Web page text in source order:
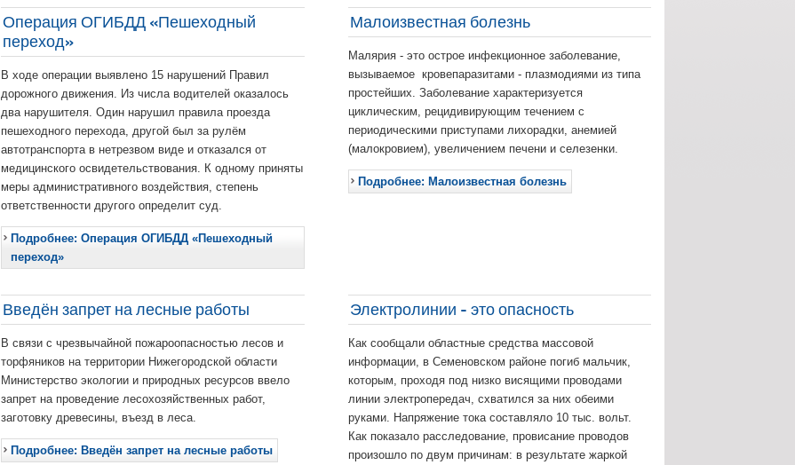
Операция ОГИБДД «Пешеходный
переход»
В ходе операции выявлено 15 нарушений Правил
дорожного движения. Из числа водителей оказалось
два нарушителя. Один нарушил правила проезда
пешеходного перехода, другой был за рулём
автотранспорта в нетрезвом виде и отказался от
медицинского освидетельствования. К одному приняты
меры административного воздействия, степень
ответственности другого определит суд.
Подробнее: Операция ОГИБДД «Пешеходный
переход»
Малоизвестная болезнь
Малярия - это острое инфекционное заболевание,
вызываемое кровепаразитами - плазмодиями из типа
простейших. Заболевание характеризуется
циклическим, рецидивирующим течением с
периодическими приступами лихорадки, анемией
(малокровием), увеличением печени и селезенки.
Подробнее: Малоизвестная болезнь
Введён запрет на лесные работы
В связи с чрезвычайной пожароопасностью лесов и
торфяников на территории Нижегородской области
Министерство экологии и природных ресурсов ввело
запрет на проведение лесохозяйственных работ,
заготовку древесины, въезд в леса.
Подробнее: Введён запрет на лесные работы
Электролинии - это опасность
Как сообщали областные средства массовой
информации, в Семеновском районе погиб мальчик,
которым, проходя под низко висящими проводами
линии электропередач, схватился за них обеими
руками. Напряжение тока составляло 10 тыс. вольт.
Как показало расследование, провисание проводов
произошло по двум причинам: в результате жаркой